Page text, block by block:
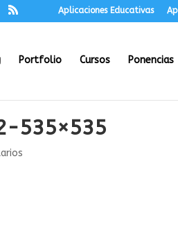
Aplicaciones Educativas
Portfolio Cursos Ponencias
535×535